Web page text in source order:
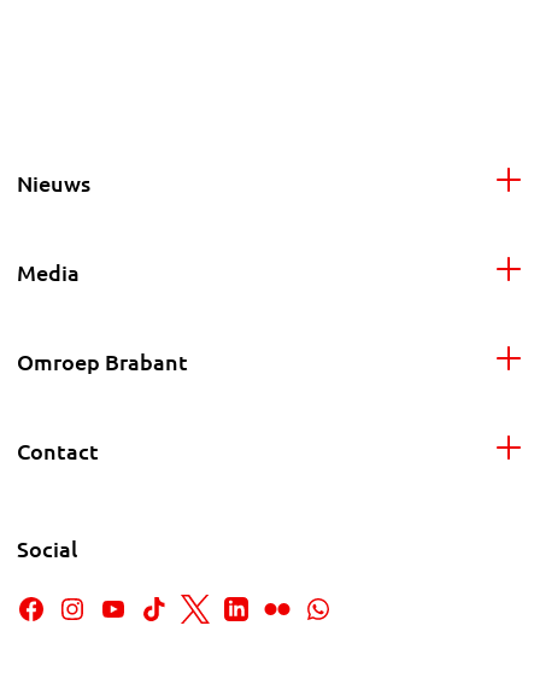
Nieuws
Media
Omroep Brabant
Contact
Social